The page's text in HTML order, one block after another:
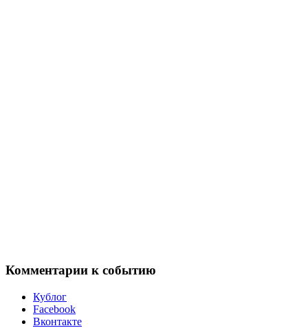
Комментарии к событию
Кублог
Facebook
Вконтакте